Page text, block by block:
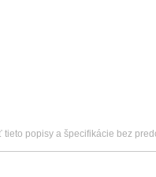
tieto popisy a špecifikácie bez